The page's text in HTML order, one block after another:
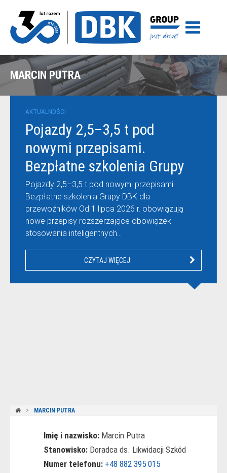
MARCIN PUTRA
AKTUALNOŚCI
Pojazdy 2,5–3,5 t pod
nowymi przepisami.
Bezpłatne szkolenia Grupy
DBK dla przewoźników
Pojazdy 2,5–3,5 t pod nowymi przepisami.
Bezpłatne szkolenia Grupy DBK dla
przewoźników Od 1 lipca 2026 r. obowiązują
nowe przepisy rozszerzające obowiązek
stosowania inteligentnych…
CZYTAJ WIĘCEJ
MARCIN PUTRA
Imię i nazwisko: Marcin Putra
Stanowisko: Doradca ds. Likwidacji Szkód
Numer telefonu: +48 882 395 015